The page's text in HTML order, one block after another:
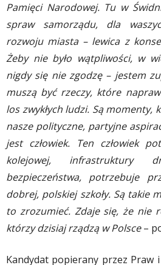
Pamięci Narodowej. Tu w
spraw samorządu, dla
rozwoju miasta – lewica z
Żeby nie było wątpliwości, w
nigdy się nie zgodzę – jestem
muszą być rzeczy, które
los zwykłych ludzi. Są momenty,
nasze polityczne, partyjne
jest człowiek. Ten człowiek
kolejowej, infrastruktury
bezpieczeństwa, potrzebuje
dobrej, polskiej szkoły. Są takie
to zrozumieć. Zdaje się, że nie
którzy dzisiaj rządzą w Polsce–
Kandydat popierany przez Praw